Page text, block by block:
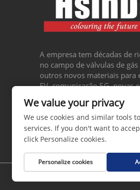
A empresa tem décadas de
no campo de válvulas de
outros novos materiais para
EV, comunicação 5G, novas
We value your privacy
We use cookies and similar tools
services. If you don't want to
click Personalize cookies.
Personalize cookies